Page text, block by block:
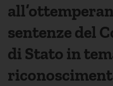
sentenze del
di Stato in